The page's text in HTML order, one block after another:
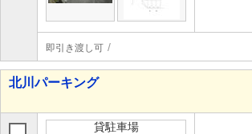
即引き渡し可
北川パーキング
貸駐車場